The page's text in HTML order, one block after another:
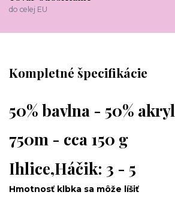
do celej EU
Kompletné špecifikácie
50% bavlna - 50% akryl
750m - cca 150 g
Ihlice,Háčik: 3 - 5
Hmotnosť klbka sa môže líšiť